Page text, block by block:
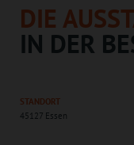
DIE
IN DER
STANDORT
45127 Essen